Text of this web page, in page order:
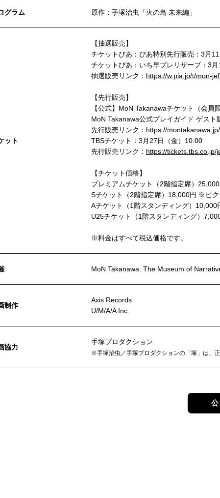
グラム 原作：手塚治虫「火の鳥 未来編」
ット
【抽選販売】
チケットぴあ：ぴあ特別先行販売：3月
チケットぴあ：いち早プレリザーブ：3
抽選販売リンク： https://w.pia.jp/t/mon-
【先行販売】
【公式】MoN Takanawaチケット（会員
MoN Takanawa公式プレイガイド ゲス
先行販売リンク： https://
TBSチケット：3月27日（金）10:00
先行販売リンク： https://tickets.tbs.co.jp/
【チケット価格】
プレミアムチケット（2階指定席）
Sチケット（2階指定席）18,000円 ※ピク
Aチケット（1階スタンディング）10,000
U25チケット（1階スタンディング）
※料金はすべて税込価格です。
MoN Takanawa: The Museum of
制作
Axis Records
U/M/A/A Inc.
協力
手塚プロダクション
※手塚治虫／手塚プロダクションの「塚」は、